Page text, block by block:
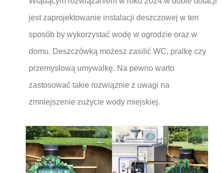
jest zaprojektowanie instalacji deszczowej w ten
sposób by wykorzystać wodę w ogrodzie oraz w
domu. Deszczówką możesz zasilić WC, pralkę czy
przemysłową umywalkę. Na pewno warto
zastosować takie rozwiąznie z uwagi na
zmniejszenie zużycie wody miejskiej.